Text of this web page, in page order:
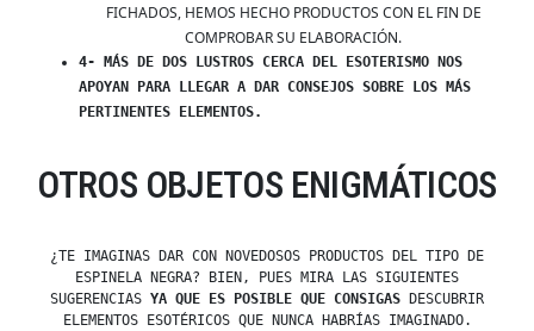
FICHADOS, HEMOS HECHO PRODUCTOS CON EL FIN DE
COMPROBAR SU ELABORACIÓN.
4- MÁS DE DOS LUSTROS CERCA DEL ESOTERISMO NOS
APOYAN PARA LLEGAR A DAR CONSEJOS SOBRE LOS MÁS
PERTINENTES ELEMENTOS.
OTROS OBJETOS ENIGMÁTICOS
¿TE IMAGINAS DAR CON NOVEDOSOS PRODUCTOS DEL TIPO DE
ESPINELA NEGRA? BIEN, PUES MIRA LAS SIGUIENTES
SUGERENCIAS YA QUE ES POSIBLE QUE CONSIGAS DESCUBRIR
ELEMENTOS ESOTÉRICOS QUE NUNCA HABRÍAS IMAGINADO.